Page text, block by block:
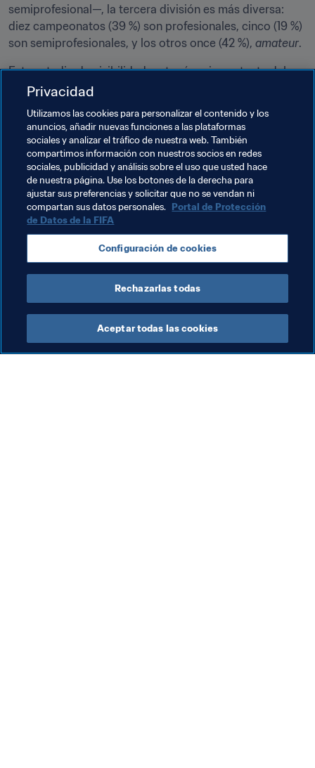
semiprofesional—, la tercera división es más diversa:
diez campeonatos (39 %) son profesionales, cinco (19 %)
son semiprofesionales, y los otros once (42 %), amateur.
Este estudio da visibilidad a otra área importante del
ecosistema del fútbol y sentará las bases de otras
Pueden consultar el Análisis comparativo de la FIFA de
segunda y tercera división, así como el resto de
publicaciones del Departamento de Fútbol Profesional
de la FIFA, en legal.FIFA.com.
Temas relacionados
Legal
Privacidad
Utilizamos las cookies para personalizar el contenido y los
anuncios, añadir nuevas funciones a las plataformas
sociales y analizar el tráfico de nuestra web. También
compartimos información con nuestros socios en redes
sociales, publicidad y análisis sobre el uso que usted hace
de nuestra página. Use los botones de la derecha para
ajustar sus preferencias y solicitar que no se vendan ni
compartan sus datos personales. Portal de Protección
de Datos de la FIFA
Configuración de cookies
Rechazarlas todas
Aceptar todas las cookies